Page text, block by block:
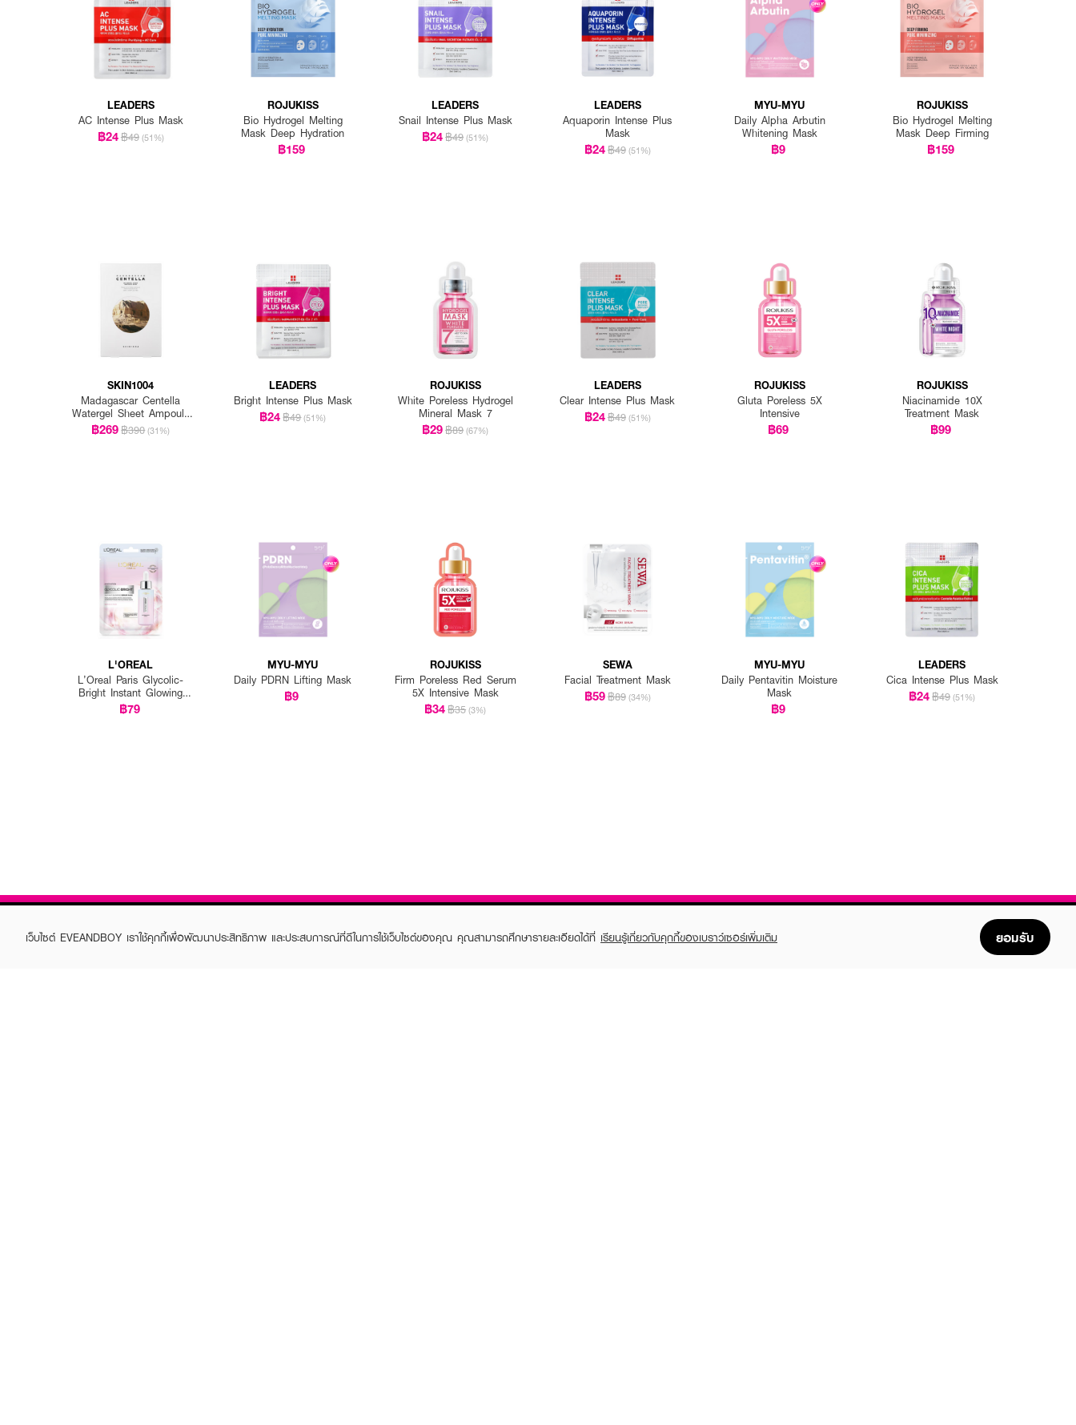
LEADERS
AC Intense Plus Mask
฿24฿49 (51%)
ROJUKISS
Bio Hydrogel Melting
Mask Deep Hydration
฿159
LEADERS
Snail Intense Plus Mask
฿24฿49 (51%)
LEADERS
Aquaporin Intense Plus
Mask
฿24฿49 (51%)
MYU-MYU
Daily Alpha Arbutin
Whitening Mask
฿9
ROJUKISS
Bio Hydrogel Melting
Mask Deep Firming
฿159
SKIN1004
Madagascar Centella
Watergel Sheet Ampoule
Mask (25ml X 5pcs)
฿269฿390 (31%)
LEADERS
Bright Intense Plus Mask
฿24฿49 (51%)
ROJUKISS
White Poreless Hydrogel
Mineral Mask 7
฿29฿89 (67%)
LEADERS
Clear Intense Plus Mask
฿24฿49 (51%)
ROJUKISS
Gluta Poreless 5X
Intensive
฿69
ROJUKISS
Niacinamide 10X
Treatment Mask
฿99
L'OREAL
L’Oreal Paris Glycolic-
Bright Instant Glowing
Serum Mask
฿79
MYU-MYU
Daily PDRN Lifting Mask
฿9
ROJUKISS
Firm Poreless Red Serum
5X Intensive Mask
฿34฿35 (3%)
SEWA
Facial Treatment Mask
฿59฿89 (34%)
MYU-MYU
Daily Pentavitin Moisture
Mask
฿9
LEADERS
Cica Intense Plus Mask
฿24฿49 (51%)
เว็บไซต์ EVEANDBOY เราใช้คุกกี้เพื่อพัฒนาประสิทธิภาพ และประสบการณ์ที่ดีในการใช้เว็บไซต์ของคุณ คุณสามารถศึกษารายละเอียดได้ที่ เรียนรู้เกี่ยวกับคุกกี้ของเบราว์เซอร์เพิ่มเติม ยอมรับ